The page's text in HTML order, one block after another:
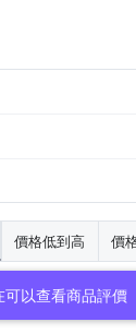
價格低到高 價
可以查看商品評價